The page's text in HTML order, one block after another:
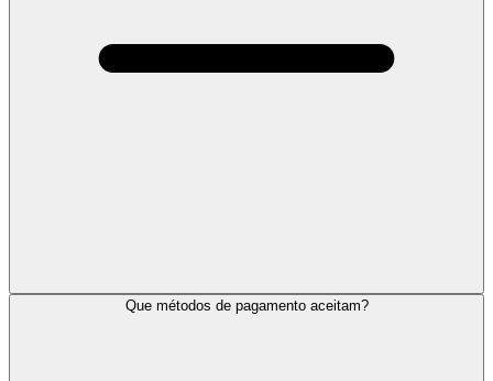
Que métodos de pagamento aceitam?